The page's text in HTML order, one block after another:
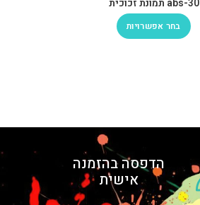
abs-30 תמונת זכוכית
בחר אפשרויות
הדפסה בהזמנה
אישית